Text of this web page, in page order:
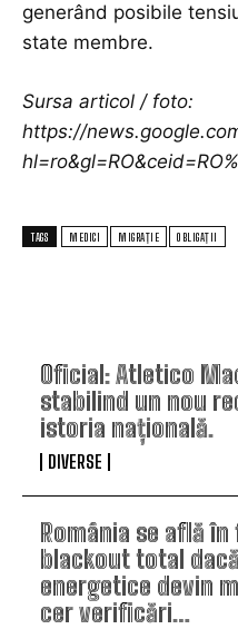
Oficial: Atletico
stabilind un nou
istoria națională.
DIVERSE
România se află
blackout total
energetice devin
cer verificări…
generând posibile
state membre.
Sursa articol / foto:
https://
TAGS MEDICI MIGRAȚIE OBLIGAȚII